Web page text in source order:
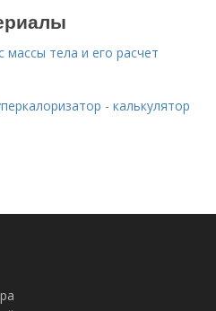
тела и его расчет
- калькулятор